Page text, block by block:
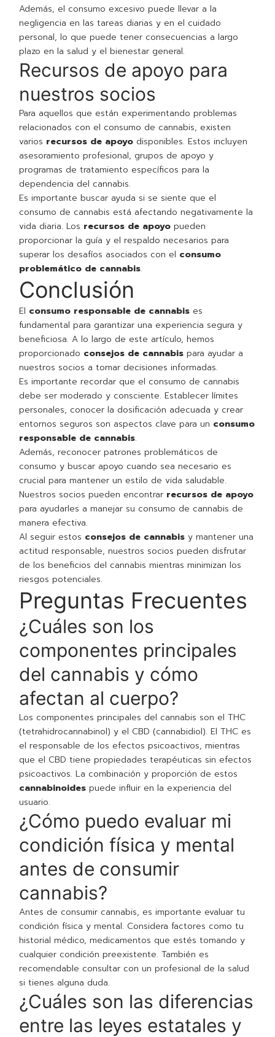
Además, el consumo excesivo puede llevar a la
negligencia en las tareas diarias y en el cuidado
personal, lo que puede tener consecuencias a largo
plazo en la salud y el bienestar general.
Recursos de apoyo para
nuestros socios
Para aquellos que están experimentando problemas
relacionados con el consumo de cannabis, existen
varios recursos de apoyo disponibles. Estos incluyen
asesoramiento profesional, grupos de apoyo y
programas de tratamiento específicos para la
dependencia del cannabis.
Es importante buscar ayuda si se siente que el
consumo de cannabis está afectando negativamente la
vida diaria. Los recursos de apoyo pueden
proporcionar la guía y el respaldo necesarios para
superar los desafíos asociados con el consumo
problemático de cannabis.
Conclusión
El consumo responsable de cannabis es
fundamental para garantizar una experiencia segura y
beneficiosa. A lo largo de este artículo, hemos
proporcionado consejos de cannabis para ayudar a
nuestros socios a tomar decisiones informadas.
Es importante recordar que el consumo de cannabis
debe ser moderado y consciente. Establecer límites
personales, conocer la dosificación adecuada y crear
entornos seguros son aspectos clave para un consumo
responsable de cannabis.
Además, reconocer patrones problemáticos de
consumo y buscar apoyo cuando sea necesario es
crucial para mantener un estilo de vida saludable.
Nuestros socios pueden encontrar recursos de apoyo
para ayudarles a manejar su consumo de cannabis de
manera efectiva.
Al seguir estos consejos de cannabis y mantener una
actitud responsable, nuestros socios pueden disfrutar
de los beneficios del cannabis mientras minimizan los
riesgos potenciales.
Preguntas Frecuentes
¿Cuáles son los
componentes principales
del cannabis y cómo
afectan al cuerpo?
Los componentes principales del cannabis son el THC
(tetrahidrocannabinol) y el CBD (cannabidiol). El THC es
el responsable de los efectos psicoactivos, mientras
que el CBD tiene propiedades terapéuticas sin efectos
psicoactivos. La combinación y proporción de estos
cannabinoides puede influir en la experiencia del
usuario.
¿Cómo puedo evaluar mi
condición física y mental
antes de consumir
cannabis?
Antes de consumir cannabis, es importante evaluar tu
condición física y mental. Considera factores como tu
historial médico, medicamentos que estés tomando y
cualquier condición preexistente. También es
recomendable consultar con un profesional de la salud
si tienes alguna duda.
¿Cuáles son las diferencias
entre las leyes estatales y